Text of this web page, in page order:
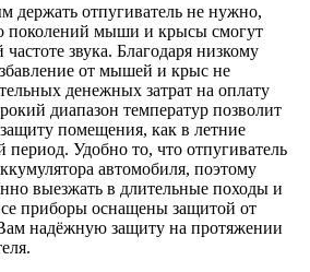
держать отпугиватель не нужно,
поколений мыши и крысы смогут
частоте звука. Благодаря низкому
от мышей и крыс не
денежных затрат на оплату
диапазон температур позволит
помещения, как в летние
Удобно то, что отпугиватель
автомобиля, поэтому
выезжать в длительные походы и
приборы оснащены защитой от
надёжную защиту на протяжении